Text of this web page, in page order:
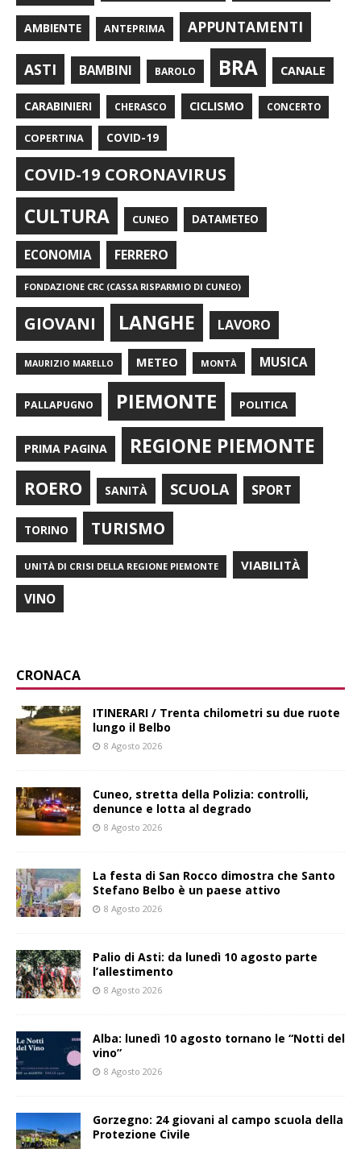
AMBIENTE ANTEPRIMA APPUNTAMENTI
ASTI BAMBINI BAROLO BRA CANALE
CARABINIERI CHERASCO CICLISMO CONCERTO
COPERTINA COVID-19
COVID-19 CORONAVIRUS
CULTURA CUNEO DATAMETEO
ECONOMIA FERRERO
FONDAZIONE CRC (CASSA RISPARMIO DI CUNEO)
GIOVANI LANGHE LAVORO
MAURIZIO MARELLO METEO MONTÀ MUSICA
PALLAPUGNO PIEMONTE POLITICA
PRIMA PAGINA REGIONE PIEMONTE
ROERO SANITÀ SCUOLA SPORT
TORINO TURISMO
UNITÀ DI CRISI DELLA REGIONE PIEMONTE VIABILITÀ
VINO
CRONACA
ITINERARI / Trenta chilometri su due ruote
lungo il Belbo
8 Agosto 2026
Cuneo, stretta della Polizia: controlli,
denunce e lotta al degrado
8 Agosto 2026
La festa di San Rocco dimostra che Santo
Stefano Belbo è un paese attivo
8 Agosto 2026
Palio di Asti: da lunedì 10 agosto parte
l’allestimento
8 Agosto 2026
Alba: lunedì 10 agosto tornano le “Notti del
vino”
8 Agosto 2026
Gorzegno: 24 giovani al campo scuola della
Protezione Civile